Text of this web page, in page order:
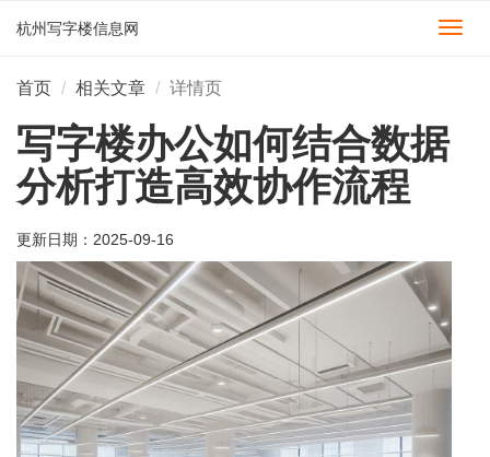
切
杭州写字楼信息网
首页 相关文章 详情页
写字楼办公如何结合数据
分析打造高效协作流程
更新日期： 2025-09-16